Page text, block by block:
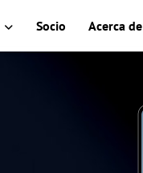
Socio Acerca de